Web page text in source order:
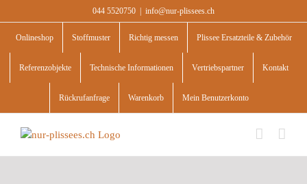
to
content
044 5520750 info@nur-plissees.ch
Onlineshop Stoffmuster Richtig messen Plissee Ersatzteile & Zubehör
Referenzobjekte Technische Informationen Vertriebspartner Kontakt
Rückrufanfrage Warenkorb Mein Benutzerkonto